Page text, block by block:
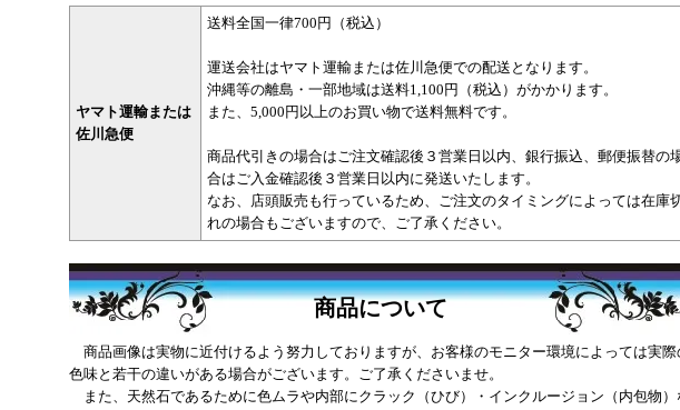
ヤマト運輸または
佐川急便
送料全国一律700円（税込）
運送会社はヤマト運輸または佐川急便での配送となります。
沖縄等の離島・一部地域は送料1,100円（税込）がかかります。
また、5,000円以上のお買い物で送料無料です。
商品代引きの場合はご注文確認後３営業日以内、銀行振込、郵便振替の
合はご入金確認後３営業日以内に発送いたします。
なお、店頭販売も行っているため、ご注文のタイミングによっては在庫
れの場合もございますので、ご了承ください。
商品について
商品画像は実物に近付けるよう努力しておりますが、お客様のモニター環境によっては実際
色味と若干の違いがある場合がございます。ご了承くださいませ。
また、天然石であるために色ムラや内部にクラック（ひび）・インクルージョン（内包物）